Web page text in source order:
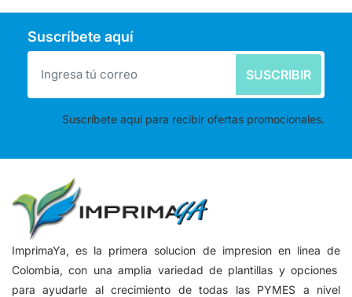
Suscríbete aquí
SUSCRIBIR
Suscríbete aquí para recibir ofertas promocionales.
ImprimaYa, es la primera solucion de impresion en linea de
Colombia, con una amplia variedad de plantillas y opciones
para ayudarle al crecimiento de todas las PYMES a nivel